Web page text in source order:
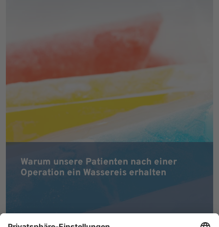
Warum unsere Patienten nach einer
Operation ein Wassereis erhalten